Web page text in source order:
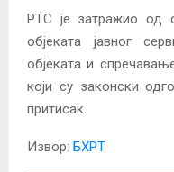
РТС је затражио од
објеката јавног
објеката и
који су законски
притисак.
Извор: БХРТ